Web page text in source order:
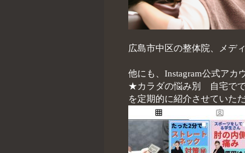
広島市中区の整体院、メデ
他にも、Instagram公式アカ
★カラダの悩み別 自宅で
を定期的に紹介させていた